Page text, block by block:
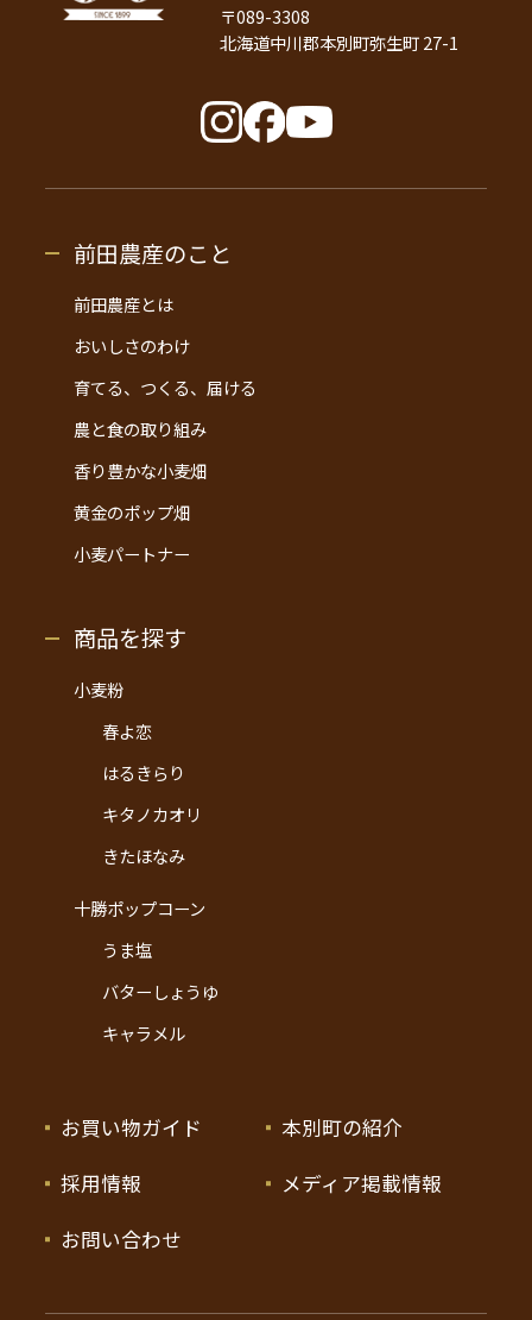
〒089-3308
北海道中川郡本別町弥生町 27-1
前田農産のこと
前田農産とは
おいしさのわけ
育てる、つくる、届ける
農と食の取り組み
香り豊かな小麦畑
黄金のポップ畑
小麦パートナー
商品を探す
小麦粉
春よ恋
はるきらり
キタノカオリ
きたほなみ
十勝ポップコーン
うま塩
バターしょうゆ
キャラメル
お買い物ガイド
本別町の紹介
採用情報
メディア掲載情報
お問い合わせ